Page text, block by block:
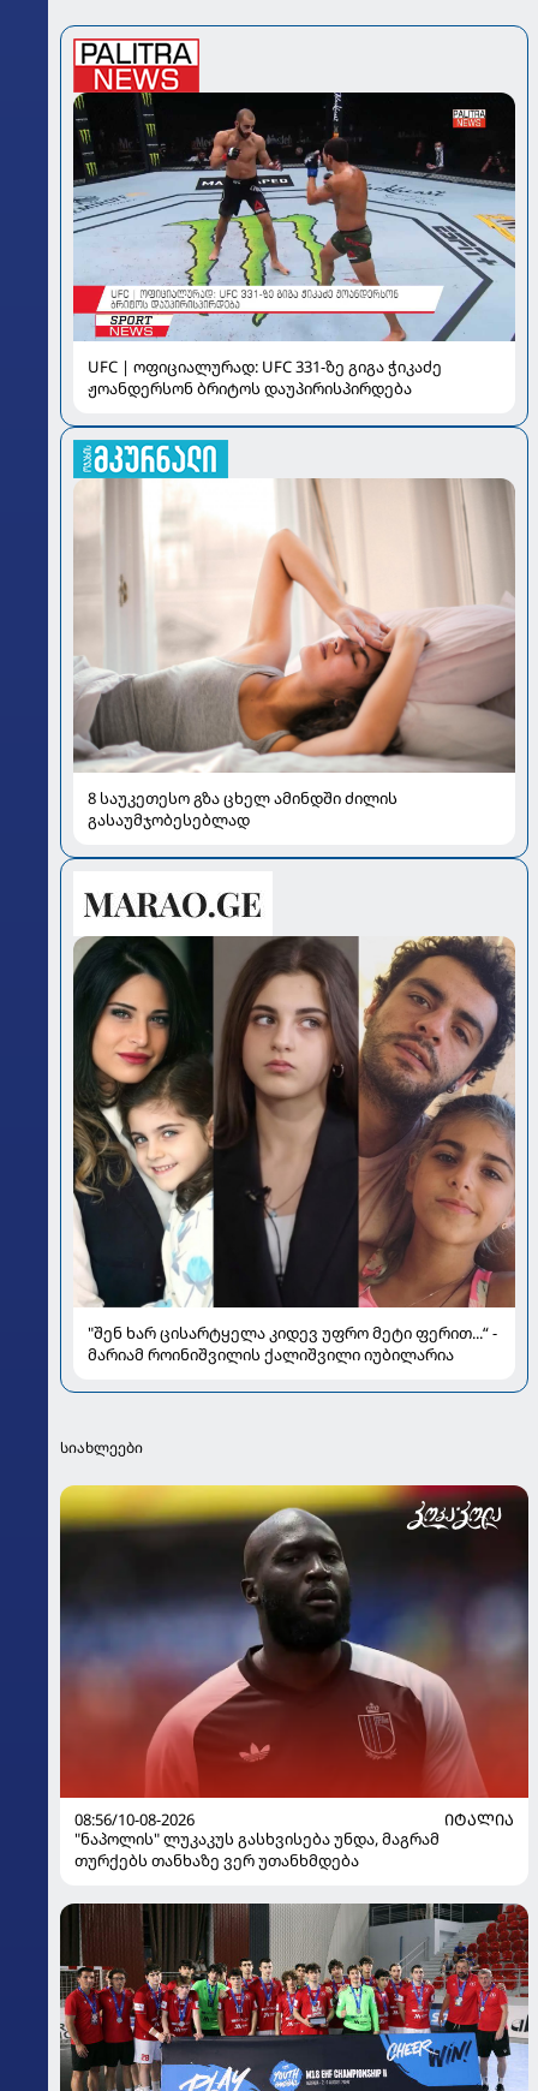
UFC | ოფიციალურად: UFC 331-ზე გიგა ჭიკაძე
ჟოანდერსონ ბრიტოს დაუპირისპირდება
8 საუკეთესო გზა ცხელ ამინდში ძილის
გასაუმჯობესებლად
"შენ ხარ ცისარტყელა კიდევ უფრო მეტი ფერით...“ -
მარიამ როინიშვილის ქალიშვილი იუბილარია
სიახლეები
08:56/10-08-2026
ᲘᲢᲐᲚᲘᲐ
"ნაპოლის" ლუკაკუს გასხვისება უნდა, მაგრამ
თურქებს თანხაზე ვერ უთანხმდება